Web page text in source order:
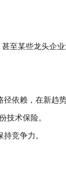
至某些龙头企业
依赖，在新趋
技术保险。
竞争力。